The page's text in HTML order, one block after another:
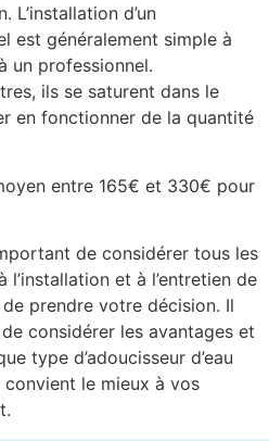
L’installation d’un
est généralement simple à
un professionnel.
ils se saturent dans le
en fonctionner de la quantité
entre 165€ et 330€ pour
de considérer tous les
l’installation et à l’entretien de
de prendre votre décision. Il
considérer les avantages et
type d’adoucisseur d’eau
le mieux à vos